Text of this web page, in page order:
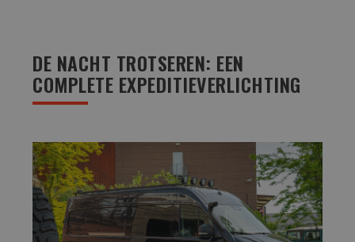
DE NACHT TROTSEREN: EEN
COMPLETE EXPEDITIEVERLICHTING